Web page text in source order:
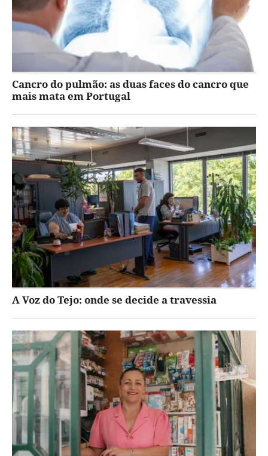
Cancro do pulmão: as duas faces do cancro que
mais mata em Portugal
A Voz do Tejo: onde se decide a travessia